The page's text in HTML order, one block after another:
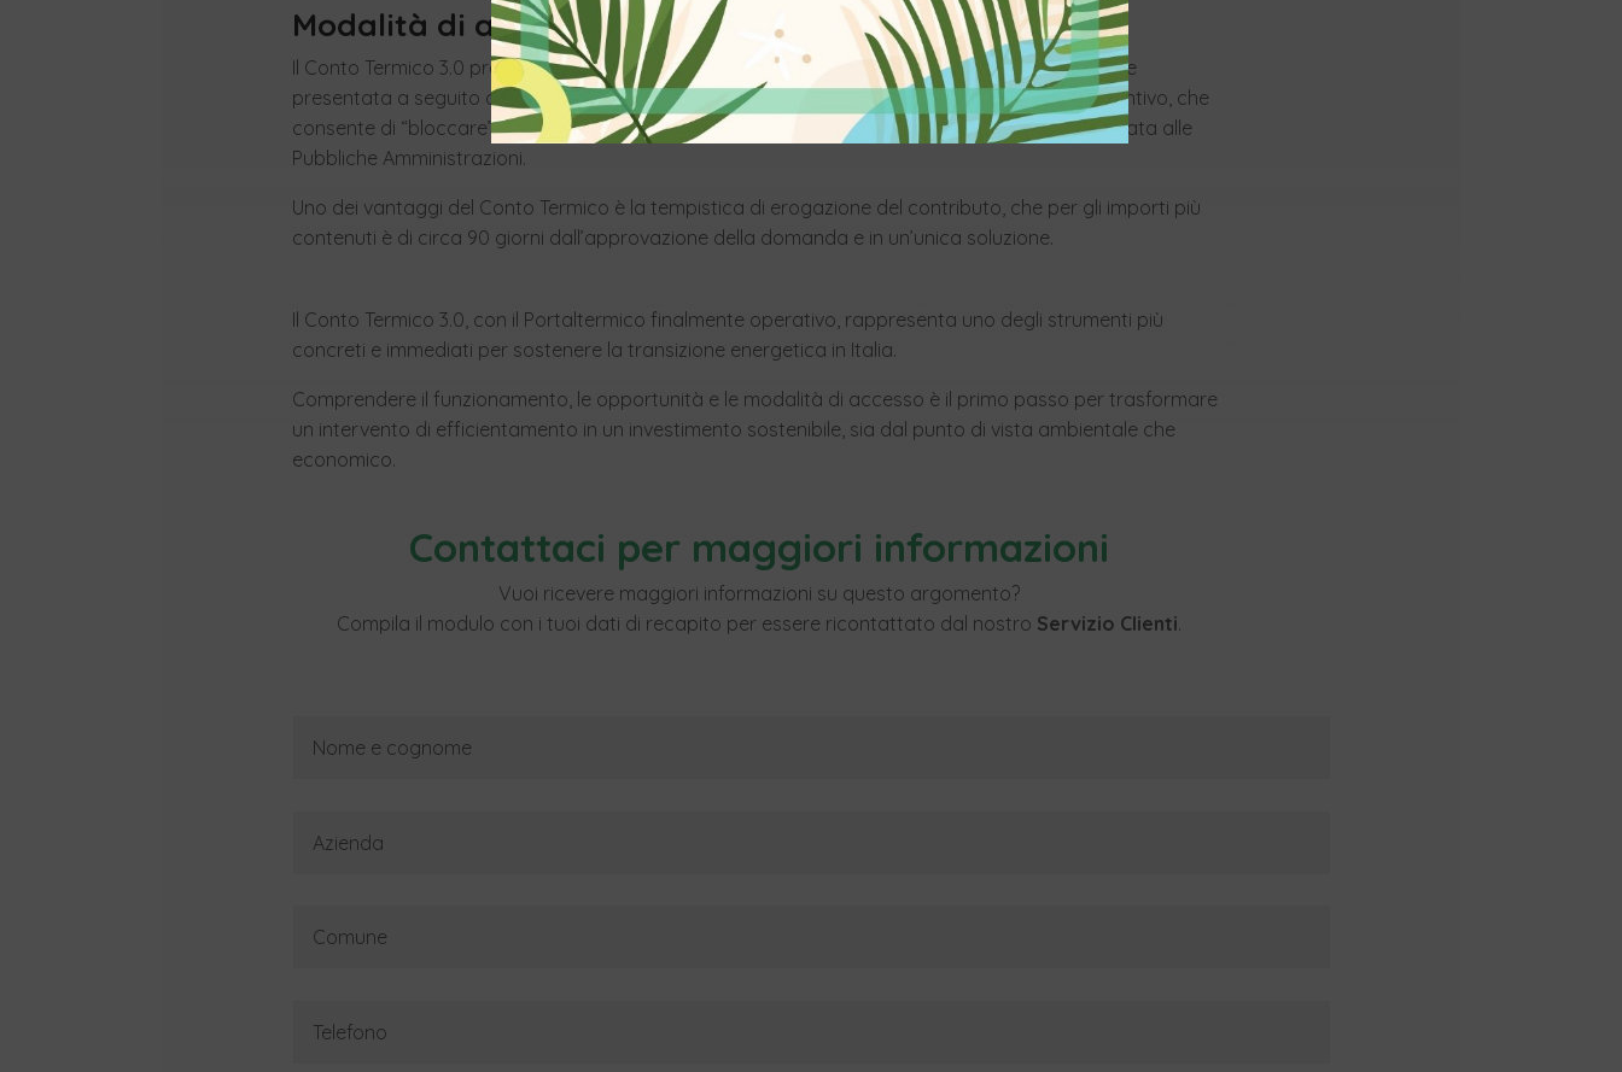
Modalità di accesso agli incentivi
Il Conto Termico 3.0 prevede due modalità di accesso. L’Accesso Diretto, in cui la richiesta viene
presentata a seguito della conclusione dei lavori ed entro 90 giorni, e la prenotazione dell’incentivo, che
consente di “bloccare” l’importo del contributo prima dell’avvio dei lavori. Quest’ultima è riservata alle
Pubbliche Amministrazioni.
Uno dei vantaggi del Conto Termico è la tempistica di erogazione del contributo, che per gli importi più
contenuti è di circa 90 giorni dall’approvazione della domanda e in un’unica soluzione.
Il Conto Termico 3.0, con il Portaltermico finalmente operativo, rappresenta uno degli strumenti più
concreti e immediati per sostenere la transizione energetica in Italia.
Comprendere il funzionamento, le opportunità e le modalità di accesso è il primo passo per trasformare
un intervento di efficientamento in un investimento sostenibile, sia dal punto di vista ambientale che
economico.
Contattaci per maggiori informazioni
Vuoi ricevere maggiori informazioni su questo argomento?
Compila il modulo con i tuoi dati di recapito per essere ricontattato dal nostro Servizio Clienti.